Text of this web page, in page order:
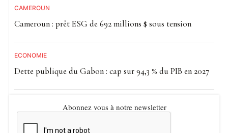
CAMEROUN
Cameroun : prêt ESG de 692 millions $ sous tension
ECONOMIE
Dette publique du Gabon : cap sur 94,3 % du PIB en 2027
Abonnez vous à notre newsletter